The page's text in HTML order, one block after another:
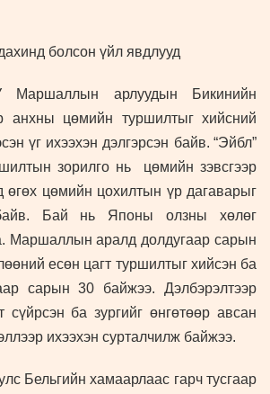
болсон үйл явдлууд
Маршаллын арлуудын Бикинийн
анхны цөмийн туршилтыг хийсний
үг ихээхэн дэлгэрсэн байв. “Эйбл”
зорилго нь цөмийн зэвсгээр
өгөх цөмийн цохилтын үр дагаварыг
Бай нь Японы олзны хөлөг
Маршаллын аралд долдугаар сарын
есөн цагт туршилтыг хийсэн ба
сарын 30 байжээ. Дэлбэрэлтээр
сүйрсэн ба зургийг өнгөтөөр авсан
ихээхэн сурталчилж байжээ.
Бельгийн хамаарлаас гарч тусгаар